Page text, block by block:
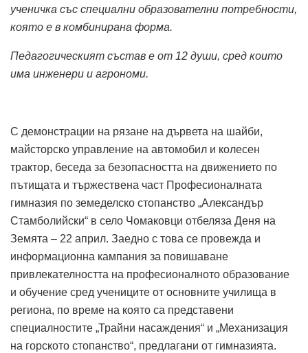
ученичка със специални образователни потребности,
която е в комбинирана форма.
Педагогическият състав е от 12 души, сред които
има инженери и агрономи.
С демонстрации на рязане на дървета на шайби,
майсторско управление на автомобил и колесен
трактор, беседа за безопасността на движението по
пътищата и тържествена част Професионалната
гимназия по земеделско стопанство „Александър
Стамболийски“ в село Чомаковци отбеляза Деня на
Земята – 22 април. Заедно с това се провежда и
информационна кампания за повишаване
привлекателността на професионалното образование
и обучение сред учениците от основните училища в
региона, по време на която са представени
специалностите „Трайни насаждения“ и „Механизация
на горското стопанство“, предлагани от гимназията.